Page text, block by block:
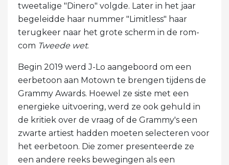
tweetalige "Dinero" volgde. Later in het jaar
begeleidde haar nummer "Limitless" haar
terugkeer naar het grote scherm in de rom-
com Tweede wet.
Begin 2019 werd J-Lo aangeboord om een ​​
eerbetoon aan Motown te brengen tijdens de
Grammy Awards. Hoewel ze siste met een
energieke uitvoering, werd ze ook gehuld in
de kritiek over de vraag of de Grammy's een
zwarte artiest hadden moeten selecteren voor
het eerbetoon. Die zomer presenteerde ze
een andere reeks bewegingen als een